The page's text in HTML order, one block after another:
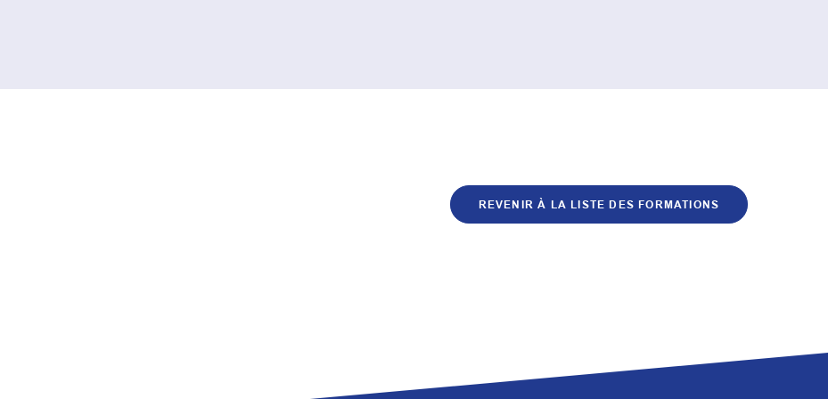
REVENIR À LA LISTE DES FORMATIONS